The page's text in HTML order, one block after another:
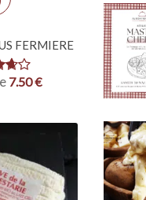
FERMIERE
7.50€